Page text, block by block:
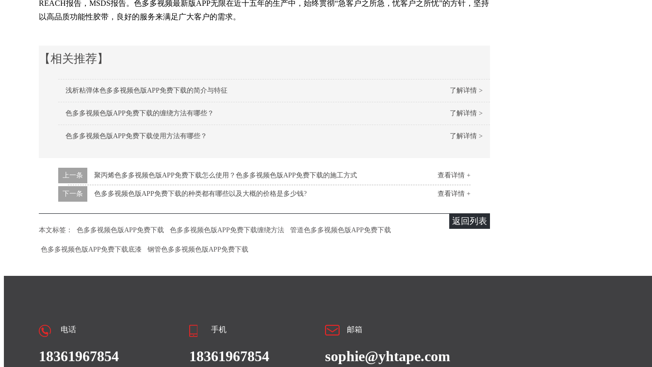
REACH报告，MSDS报告。色多多视频最新版APP无限在近十五年的生产中，始终贯彻“急客户之所急，忧客户之所忧”的方针，坚持
以高品质功能性胶带，良好的服务来满足广大客户的需求。
【相关推荐】
了解详情 >
浅析粘弹体色多多视频色版APP免费下载的简介与特征
了解详情 >
色多多视频色版APP免费下载的缠绕方法有哪些？
了解详情 >
色多多视频色版APP免费下载使用方法有哪些？
查看详情 +
上一条 聚丙烯色多多视频色版APP免费下载怎么使用？色多多视频色版APP免费下载的施工方式
查看详情 +
下一条 色多多视频色版APP免费下载的种类都有哪些以及大概的价格是多少钱?
返回列表
本文标签： 色多多视频色版APP免费下载 色多多视频色版APP免费下载缠绕方法 管道色多多视频色版APP免费下载
色多多视频色版APP免费下载底漆 钢管色多多视频色版APP免费下载
电话
18361967854
手机
18361967854
邮箱
sophie@yhtape.com